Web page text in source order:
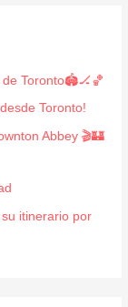
de Toronto🏟️🏒🏀
Toronto!
Abbey 🎬🏰
itinerario por